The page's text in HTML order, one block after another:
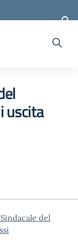
uscita
del